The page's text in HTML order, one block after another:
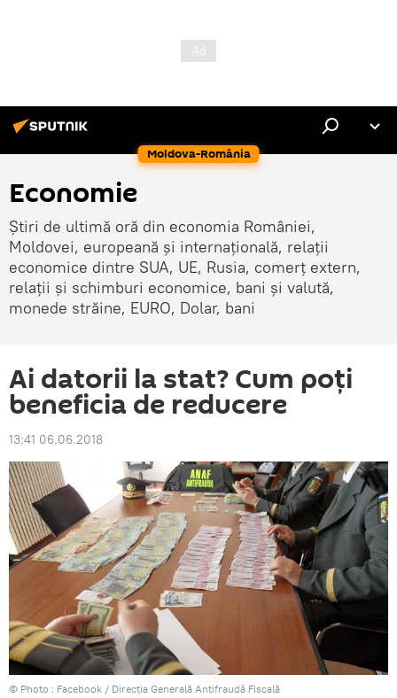
Moldova-România
Economie
Știri de ultimă oră din economia României,
Moldovei, europeană și internațională, relații
economice dintre SUA, UE, Rusia, comerț extern,
relații și schimburi economice, bani și valută,
monede străine, EURO, Dolar, bani
Ai datorii la stat? Cum poți
beneficia de reducere
13:41 06.06.2018
© Photo : Facebook / Direcţia Generală Antifraudă Fiscală